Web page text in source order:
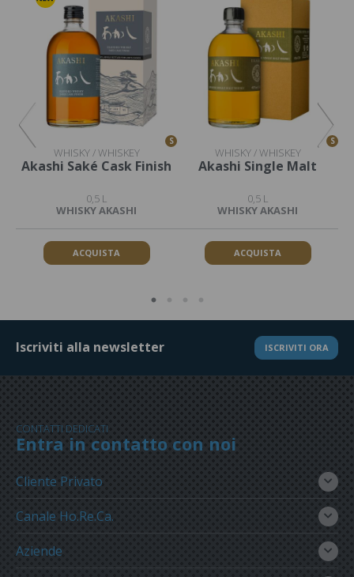
S
WHISKY / WHISKEY
Akashi Saké Cask Finish
0,5 L
WHISKY AKASHI
ACQUISTA
S
WHISKY / WHISKEY
Akashi Single Malt
0,5 L
WHISKY AKASHI
ACQUISTA
Iscriviti alla newsletter ISCRIVITI ORA
CONTATTI DEDICATI
Entra in contatto con noi
Cliente Privato
Canale Ho.Re.Ca.
Aziende